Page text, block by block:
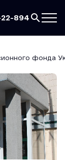
894
фонда